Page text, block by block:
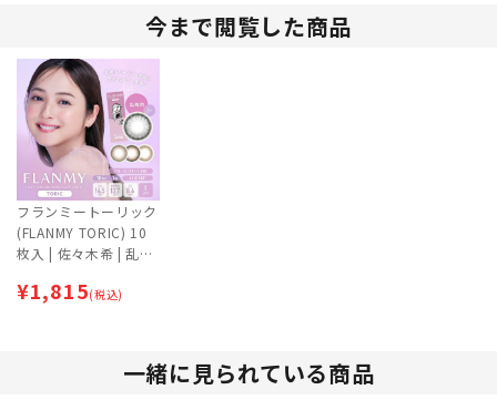
今まで閲覧した商品
フランミートーリック
(FLANMY TORIC) 10
枚入 | 佐々木希 | 乱視
¥1,815(税込)
一緒に見られている商品